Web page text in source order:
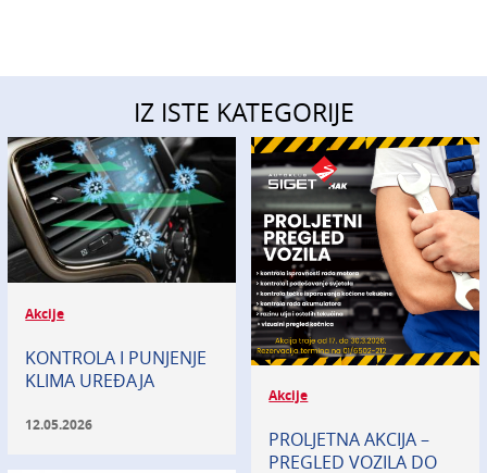
IZ ISTE KATEGORIJE
Akcije
KONTROLA I PUNJENJE
KLIMA UREĐAJA
12.05.2026
Akcije
PROLJETNA AKCIJA –
PREGLED VOZILA DO